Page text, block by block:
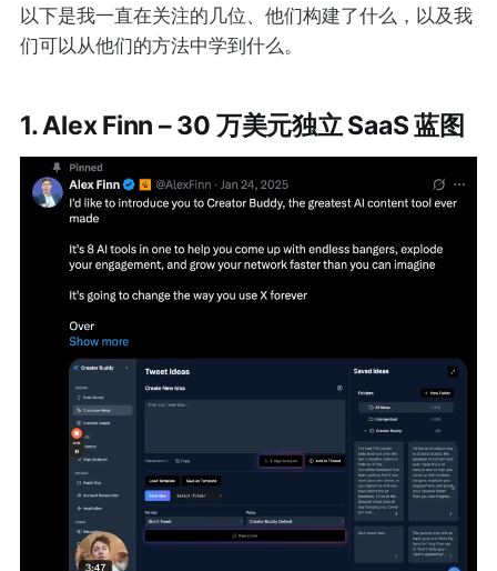
以下是我一直在关注的几位、他们构建了什么，以及我
们可以从他们的方法中学到什么。
1. Alex Finn – 30 万美元独立 SaaS 蓝图